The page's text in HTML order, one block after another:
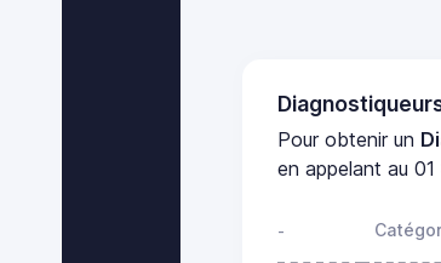
Pour obtenir un
en appelant au
-